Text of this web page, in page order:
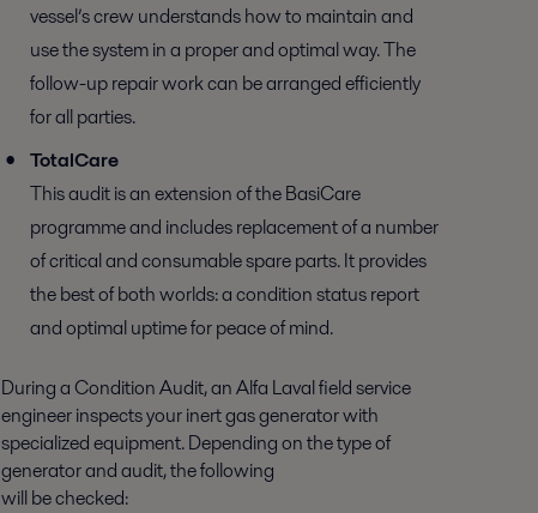
vessel’s crew understands how to maintain and
use the system in a proper and optimal way. The
follow-up repair work can be arranged efficiently
for all parties.
TotalCare
This audit is an extension of the BasiCare
programme and includes replacement of a number
of critical and consumable spare parts. It provides
the best of both worlds: a condition status report
and optimal uptime for peace of mind.
During a Condition Audit, an Alfa Laval field service
engineer inspects your inert gas generator with
specialized equipment. Depending on the type of
generator and audit, the following
will be checked: